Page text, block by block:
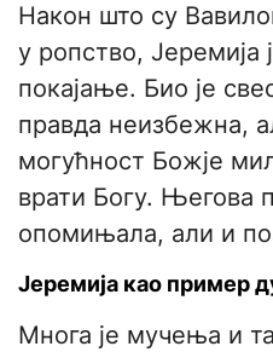
Након што су
у ропство, Јеремија
покајање. Био је
правда неизбежна,
могућност Божје
врати Богу. Његова
опомињала, али и
Јеремија као пример
Многа је мучења и